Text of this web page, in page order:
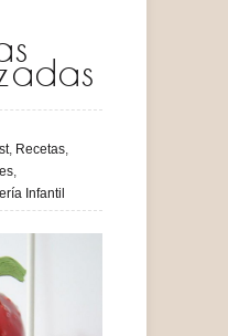
, Recetas,
,
Infantil